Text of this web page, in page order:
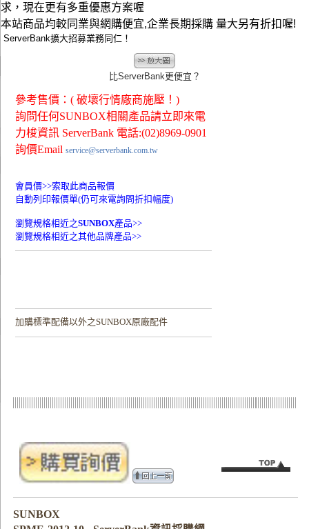
求，現在更有多重優惠方案喔
本站商品均較同業與網購便宜,企業長期採購 量大另有折扣喔!
ServerBank擴大招募業務同仁！
比ServerBank更便宜？
參考售價：( 破壞行情廠商施壓！)
詢問任何SUNBOX相關產品請立即來電
力梭資訊 ServerBank 電話:(02)8969-0901
詢價Email service@serverbank.com.tw
會員價>>索取此商品報價
自動列印報價單(仍可來電詢問折扣幅度)
瀏覽規格相近之SUNBOX產品>>
瀏覽規格相近之其他品牌產品>>
加購標準配備以外之SUNBOX原廠配件
SUNBOX